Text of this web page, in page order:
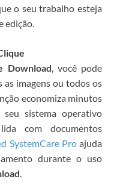
o seu trabalho esteja
edição.
Download, você pode
as imagens ou todos os
economiza minutos
sistema operativo
com documentos
SystemCare Proajuda
durante o uso
.